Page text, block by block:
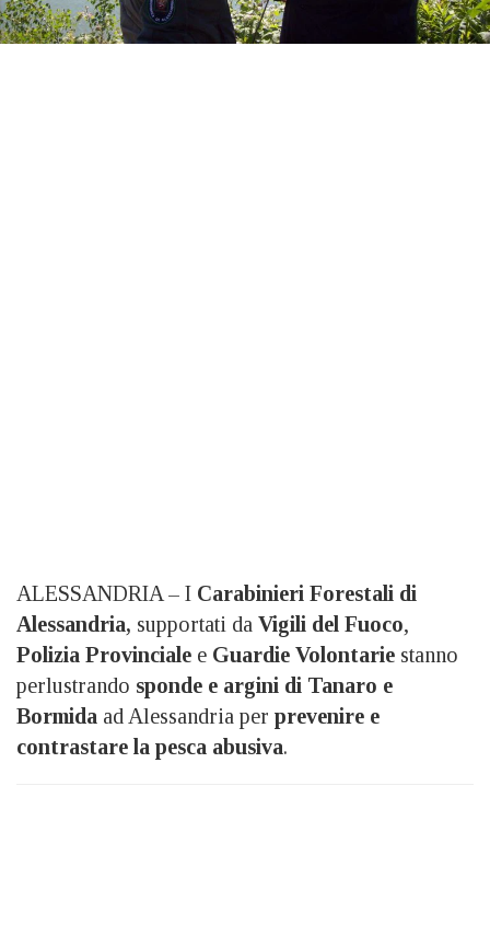
ALESSANDRIA – I Carabinieri Forestali di
Alessandria, supportati da Vigili del Fuoco,
Polizia Provinciale e Guardie Volontarie stanno
perlustrando sponde e argini di Tanaro e
Bormida ad Alessandria per prevenire e
contrastare la pesca abusiva.